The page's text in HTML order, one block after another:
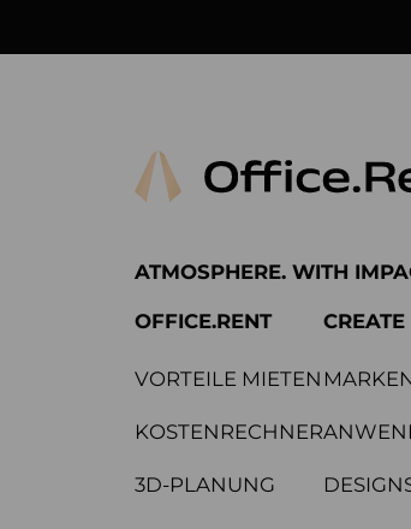
ATMOSPHERE. WITH
OFFICE.RENT
VORTEILE MIETEN
KOSTENRECHNER
3D-PLANUNG